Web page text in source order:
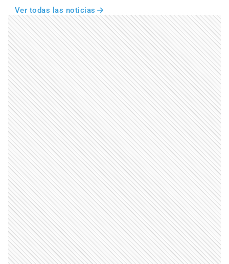
Ver todas las noticias